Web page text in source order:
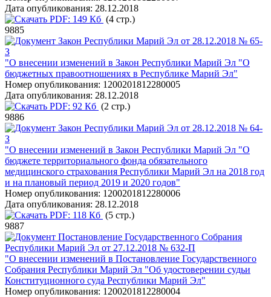
Дата опубликования: 28.12.2018
PDF: 149 Кб (4 стр.)
9885
Закон Республики Марий Эл от 28.12.2018 № 65-
З
"О внесении изменений в Закон Республики Марий Эл "О
бюджетных правоотношениях в Республике Марий Эл"
Номер опубликования: 1200201812280005
Дата опубликования: 28.12.2018
PDF: 92 Кб (2 стр.)
9886
Закон Республики Марий Эл от 28.12.2018 № 64-
З
"О внесении изменений в Закон Республики Марий Эл "О
бюджете территориального фонда обязательного
медицинского страхования Республики Марий Эл на 2018 год
и на плановый период 2019 и 2020 годов"
Номер опубликования: 1200201812280006
Дата опубликования: 28.12.2018
PDF: 118 Кб (5 стр.)
9887
Постановление Государственного Собрания
Республики Марий Эл от 27.12.2018 № 632-П
"О внесении изменений в Постановление Государственного
Собрания Республики Марий Эл "Об удостоверении судьи
Конституционного суда Республики Марий Эл"
Номер опубликования: 1200201812280004